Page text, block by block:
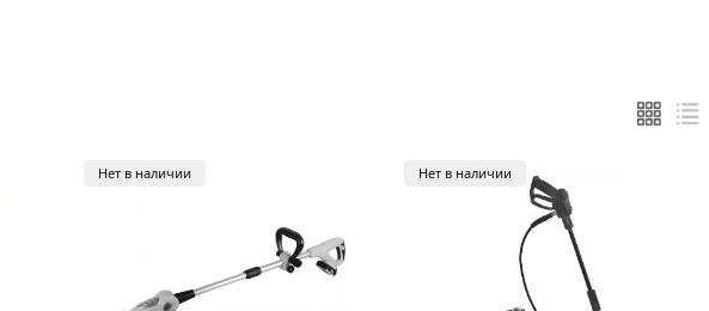
Нет в наличии Нет в наличии